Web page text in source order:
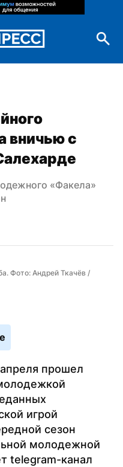
вничью с
«Факела»
Фото: Андрей Ткачёв /
прошел
игрой
сезон
молодежной
telegram-канал